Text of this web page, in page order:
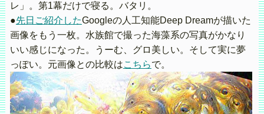
レ」。第1幕だけで寝る。バタリ。
●先日ご紹介したGoogleの人工知能Deep Dreamが描いた
画像をもう一枚。水族館で撮った海藻系の写真がかなり
いい感じになった。うーむ、グロ美しい。そして実に夢
っぽい。元画像との比較はこちらで。